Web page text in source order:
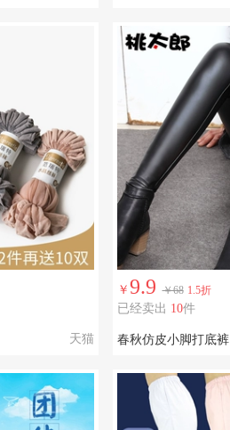
天猫
￥ 9.9 ￥68 1.5折
已经卖出 10件
春秋仿皮小脚打底裤